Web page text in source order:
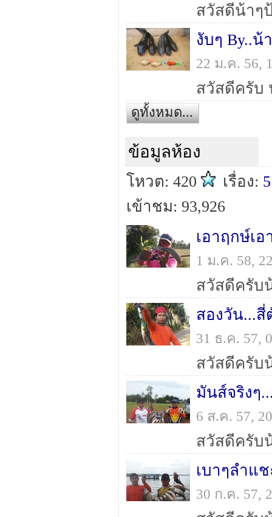
งับๆ By..
22 ม.ค. 56,
ดูทั้งหมด...
ข้อมูลห้อง
โหวต: 420 เรื่อง:
เข้าชม: 93,926
เอาฤกษ์เ
1 ม.ค. 58,
สองวัน...สี่
31 ธ.ค. 57,
มันส์จริงๆ
6 ส.ค. 57,
เบาๆลำแ
30 ก.ค. 57,